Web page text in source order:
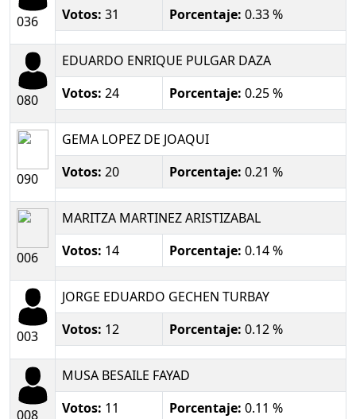
036
Votos: 31 Porcentaje: 0.33 %
080
EDUARDO ENRIQUE PULGAR DAZA
Votos: 24 Porcentaje: 0.25 %
090
GEMA LOPEZ DE JOAQUI
Votos: 20 Porcentaje: 0.21 %
006
MARITZA MARTINEZ ARISTIZABAL
Votos: 14 Porcentaje: 0.14 %
003
JORGE EDUARDO GECHEN TURBAY
Votos: 12 Porcentaje: 0.12 %
008
MUSA BESAILE FAYAD
Votos: 11 Porcentaje: 0.11 %